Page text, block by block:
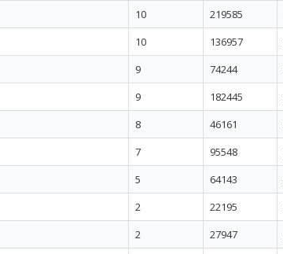
10 219585
10 136957
9 74244
9 182445
8 46161
7 95548
5 64143
2 22195
2 27947